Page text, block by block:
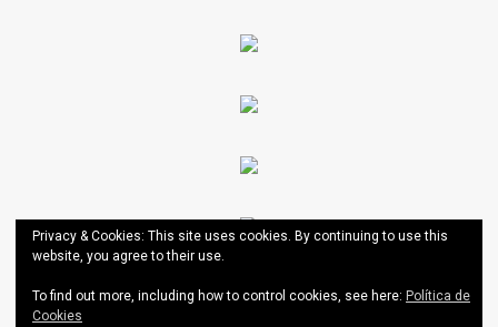
Privacy & Cookies: This site uses cookies. By continuing to use this
website, you agree to their use.
To find out more, including how to control cookies, see here: Política de
Cookies